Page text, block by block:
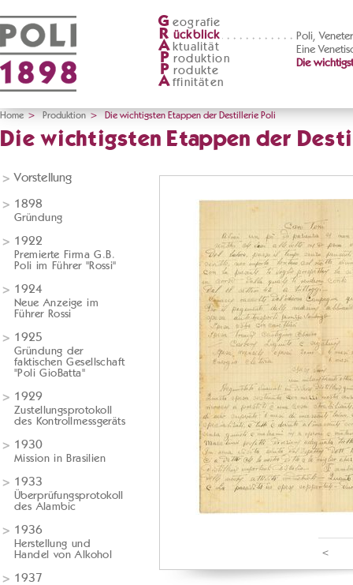
G eografie
R ückblick
Poli,
Eine
Die
A ktualität
P roduktion
P rodukte
A ffinitäten
Home > Produktion > Die wichtigsten Etappen der Destillerie Poli
Die wichtigsten Etappen der
Vorstellung
1898
Gründung
1922
Premierte Firma G.B.
Poli im Führer "Rossi"
1924
Neue Anzeige im
Führer Rossi
1925
Gründung der
faktischen Gesellschaft
"Poli GioBatta"
1929
Zustellungsprotokoll
des Kontrollmessgeräts
1930
Mission in Brasilien
1933
Überprüfungsprotokoll
des Alambic
1936
Herstellung und
Handel von Alkohol
1937
<